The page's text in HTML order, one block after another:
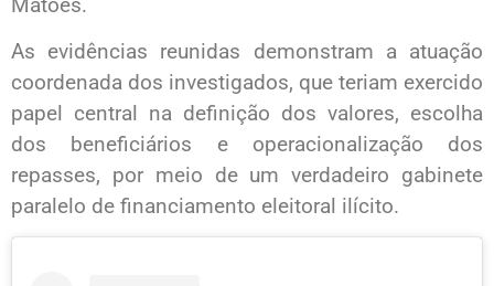
As evidências reunidas demonstram a atuação
coordenada dos investigados, que teriam exercido
papel central na definição dos valores, escolha
dos beneficiários e operacionalização dos
repasses, por meio de um verdadeiro gabinete
paralelo de financiamento eleitoral ilícito.